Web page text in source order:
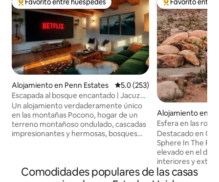
Favorito entre huéspedes preferido
Favorito entre huéspedes
Alojamiento en Penn Estates Calificación promedio: 5.0 de
5.0 (253)
Escapada al bosque encantado | Jacuzzi |
Pantalla de cine
Un alojamiento verdaderamente único
en las montañas Pocono, hogar de un
terreno montañoso ondulado, cascadas
impresionantes y hermosas, bosques
huéspedes pueden disfrutar de una
copa de vino bajo las estrellas en una
Favorito entre
Favorito entre
Alojamiento en
Esfera en las
minutos a la
Destacado en
Sphere In The
elevado en el
interiores y
diseñados que
arte y
Comodidades populares de las casas